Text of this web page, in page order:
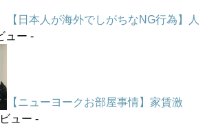
【日本人が海外でしがちなNG行為】人
ュー -
【ニューヨークお部屋事情】家賃激
ュー -